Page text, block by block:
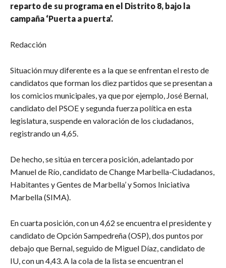
reparto de su programa en el Distrito 8, bajo la
campaña ‘Puerta a puerta’.
Redacción
Situación muy diferente es a la que se enfrentan el resto de
candidatos que forman los diez partidos que se presentan a
los comicios municipales, ya que por ejemplo, José Bernal,
candidato del PSOE y segunda fuerza política en esta
legislatura, suspende en valoración de los ciudadanos,
registrando un 4,65.
De hecho, se sitúa en tercera posición, adelantado por
Manuel de Río, candidato de Change Marbella-Ciudadanos,
Habitantes y Gentes de Marbella’ y Somos Iniciativa
Marbella (SIMA).
En cuarta posición, con un 4,62 se encuentra el presidente y
candidato de Opción Sampedreña (OSP), dos puntos por
debajo que Bernal, seguido de Miguel Díaz, candidato de
IU, con un 4,43. A la cola de la lista se encuentran el